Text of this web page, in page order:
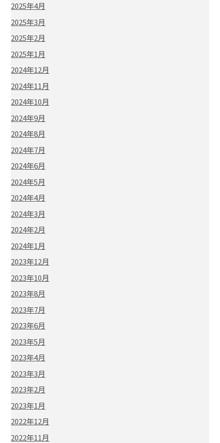
2025年4月
2025年3月
2025年2月
2025年1月
2024年12月
2024年11月
2024年10月
2024年9月
2024年8月
2024年7月
2024年6月
2024年5月
2024年4月
2024年3月
2024年2月
2024年1月
2023年12月
2023年10月
2023年8月
2023年7月
2023年6月
2023年5月
2023年4月
2023年3月
2023年2月
2023年1月
2022年12月
2022年11月